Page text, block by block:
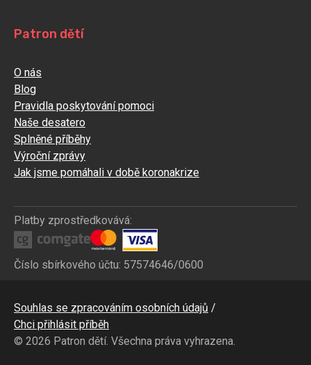
Patron dětí
O nás
Blog
Pravidla poskytování pomoci
Naše desatero
Splněné příběhy
Výroční zprávy
Jak jsme pomáhali v době koronakrize
Platby zprostředkovává:
Číslo sbírkového účtu: 57574646/0600
Bottom
CZ
Souhlas se zpracováním osobních údajů
Chci přihlásit příběh
© 2026 Patron dětí. Všechna práva vyhrazena.